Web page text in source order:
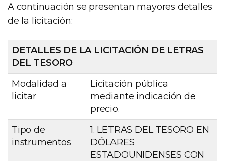
A continuación se presentan mayores detalles
de la licitación:
DETALLES DE LA LICITACIÓN DE LETRAS
DEL TESORO
Modalidad a
licitar
Licitación pública
mediante indicación de
precio.
Tipo de
instrumentos
1. LETRAS DEL TESORO EN
DÓLARES
ESTADOUNIDENSES CON